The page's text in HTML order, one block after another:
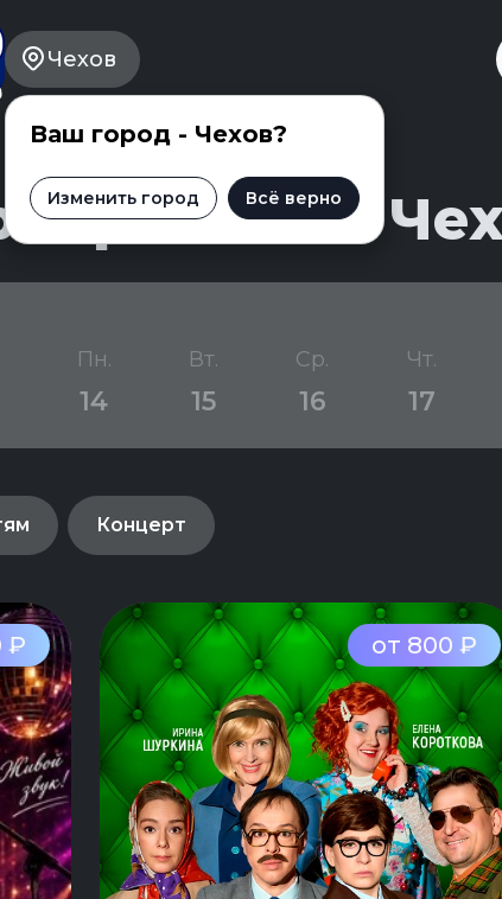
Чехов
Ваш город - Чехов?
Изменить город Всё верно
в
Пн.
14
Вт.
15
Ср.
16
Чт.
17
Концерт
₽ от 800 ₽